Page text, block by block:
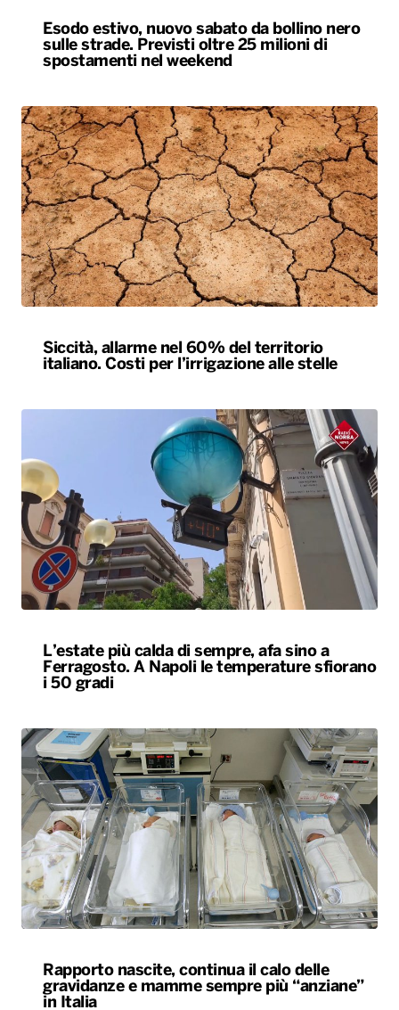
Esodo estivo, nuovo sabato da bollino nero
sulle strade. Previsti oltre 25 milioni di
spostamenti nel weekend
Siccità, allarme nel 60% del territorio
italiano. Costi per l’irrigazione alle stelle
L’estate più calda di sempre, afa sino a
Ferragosto. A Napoli le temperature sfiorano
i 50 gradi
Rapporto nascite, continua il calo delle
gravidanze e mamme sempre più “anziane”
in Italia